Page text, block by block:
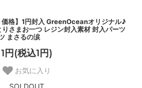
格】1円封入 GreenOceanオリジナル♪
さまお一つ レジン封入素材 封入パーツ
まさるの涙
1円(税込1円)
お気に入り
SOLDOUT